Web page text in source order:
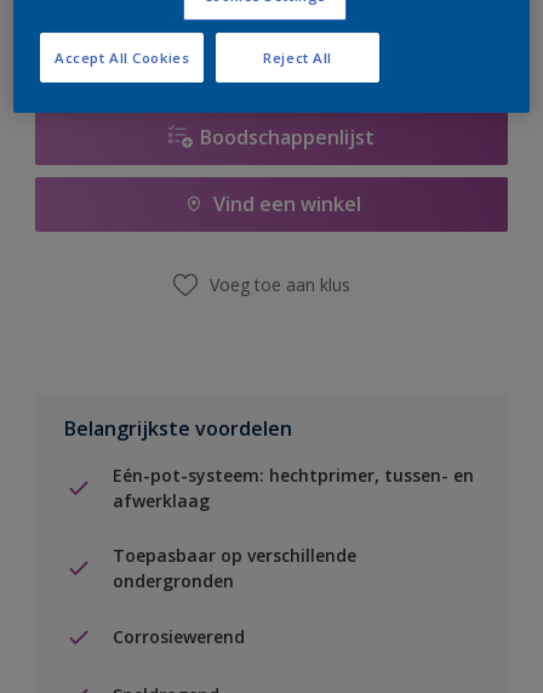
Boodschappenlijst
Vind een winkel
Voeg toe aan klus
Belangrijkste voordelen
Eén-pot-systeem: hechtprimer, tussen- en
afwerklaag
Toepasbaar op verschillende
ondergronden
Corrosiewerend
Reject All
Accept All Cookies